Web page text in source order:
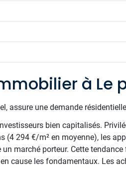
à Le
assure une demande
bien capitalisés.
(4 294 €/m² en moyenne), les
marché porteur. Cette
cause les fondamentaux. Les